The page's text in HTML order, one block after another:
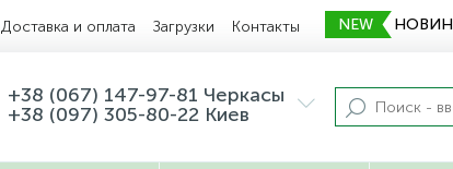
Доставка и оплата Загрузки Контакты NEW
+38 (067) 147-97-81 Черкасы
+38 (097) 305-80-22 Киев